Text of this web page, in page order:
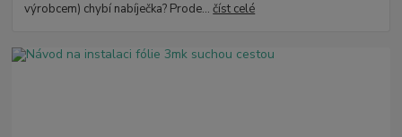
výrobcem) chybí nabíječka? Prode...číst celé